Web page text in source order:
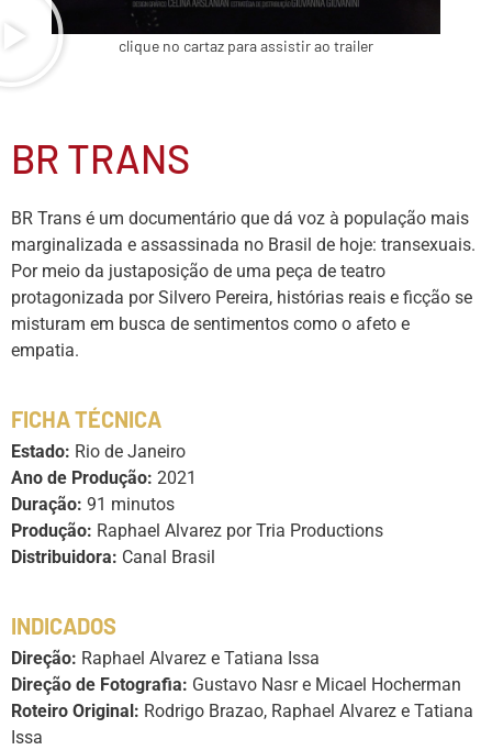
clique no cartaz para assistir ao trailer
BR TRANS
BR Trans é um documentário que dá voz à população mais
marginalizada e assassinada no Brasil de hoje: transexuais.
Por meio da justaposição de uma peça de teatro
protagonizada por Silvero Pereira, histórias reais e ficção se
misturam em busca de sentimentos como o afeto e
empatia.
FICHA TÉCNICA
Estado: Rio de Janeiro
Ano de Produção: 2021
Duração: 91 minutos
Produção: Raphael Alvarez por Tria Productions
Distribuidora: Canal Brasil
INDICADOS
Direção: Raphael Alvarez e Tatiana Issa
Direção de Fotografia: Gustavo Nasr e Micael Hocherman
Roteiro Original: Rodrigo Brazao, Raphael Alvarez e Tatiana
Issa